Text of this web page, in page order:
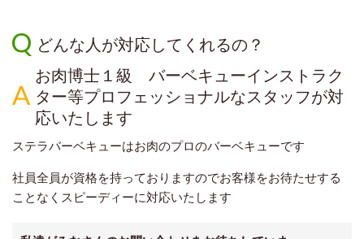
どんな人が対応してくれるの？
お肉博士１級 バーベキューインストラク
ター等プロフェッショナルなスタッフが対
応いたします
ステラバーベキューはお肉のプロのバーベキューです
社員全員が資格を持っておりますのでお客様をお待たせする
ことなくスピーディーに対応いたします